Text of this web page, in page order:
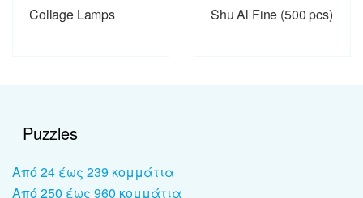
Collage Lamps Shu Al Fine (500 pcs)
Puzzles
Από 24 έως 239 κομμάτια
Από 250 έως 960 κομμάτια